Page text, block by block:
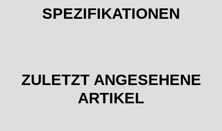
SPEZIFIKATIONEN
ZULETZT ANGESEHENE
ARTIKEL